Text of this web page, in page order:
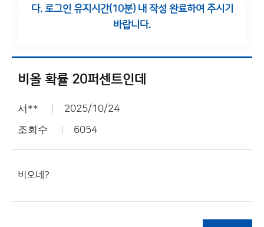
다. 로그인 유지시간(10분) 내 작성 완료하여 주시기
바랍니다.
비올 확률 20퍼센트인데
서** 2025/10/24
조회수 6054
비오네?